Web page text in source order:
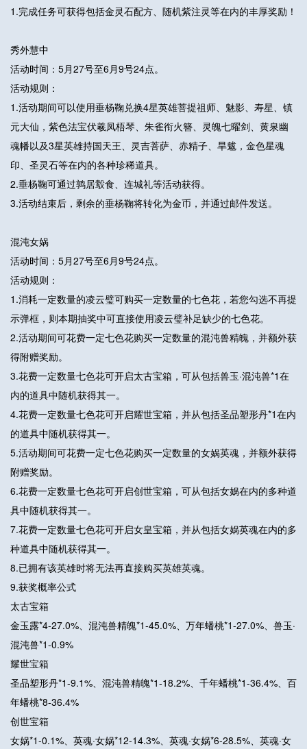
1.完成任务可获得包括金灵石配方、随机紫注灵等在内的丰厚奖励！
秀外慧中
活动时间：5月27号至6月9号24点。
活动规则：
1.活动期间可以使用垂杨鞠兑换4星英雄菩提祖师、魅影、寿星、镇
元大仙，紫色法宝伏羲凤梧琴、朱雀衔火簪、灵魄七曜剑、黄泉幽
魂幡以及3星英雄持国天王、灵吉菩萨、赤精子、旱魃，金色星魂
印、圣灵石等在内的各种珍稀道具。
2.垂杨鞠可通过鹑居鷇食、连城礼等活动获得。
3.活动结束后，剩余的垂杨鞠将转化为金币，并通过邮件发送。
混沌女娲
活动时间：5月27号至6月9号24点。
活动规则：
1.消耗一定数量的凌云璧可购买一定数量的七色花，若您勾选不再提
示弹框，则本期抽奖中可直接使用凌云璧补足缺少的七色花。
2.活动期间可花费一定七色花购买一定数量的混沌兽精魄，并额外获
得附赠奖励。
3.花费一定数量七色花可开启太古宝箱，可从包括兽玉·混沌兽*1在
内的道具中随机获得其一。
4.花费一定数量七色花可开启耀世宝箱，并从包括圣品塑形丹*1在内
的道具中随机获得其一。
5.活动期间可花费一定七色花购买一定数量的女娲英魂，并额外获得
附赠奖励。
6.花费一定数量七色花可开启创世宝箱，可从包括女娲在内的多种道
具中随机获得其一。
7.花费一定数量七色花可开启女皇宝箱，并从包括女娲英魂在内的多
种道具中随机获得其一。
8.已拥有该英雄时将无法再直接购买英雄英魂。
9.获奖概率公式
太古宝箱
金玉露*4-27.0%、混沌兽精魄*1-45.0%、万年蟠桃*1-27.0%、兽玉·
混沌兽*1-0.9%
耀世宝箱
圣品塑形丹*1-9.1%、混沌兽精魄*1-18.2%、千年蟠桃*1-36.4%、百
年蟠桃*8-36.4%
创世宝箱
女娲*1-0.1%、英魂·女娲*12-14.3%、英魂·女娲*6-28.5%、英魂·女